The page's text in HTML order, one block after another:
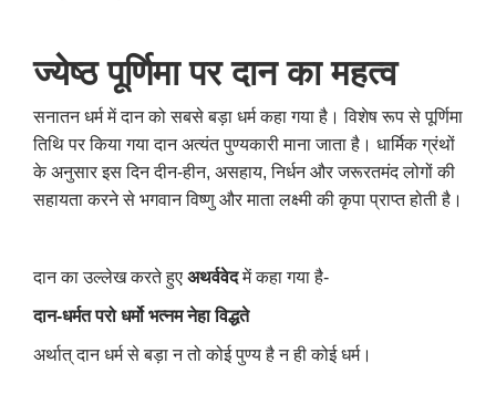
ज्येष्ठ पूर्णिमा पर दान का महत्व
सनातन धर्म में दान को सबसे बड़ा धर्म कहा गया है। विशेष रूप से पूर्णिमा
तिथि पर किया गया दान अत्यंत पुण्यकारी माना जाता है। धार्मिक ग्रंथों
के अनुसार इस दिन दीन-हीन, असहाय, निर्धन और जरूरतमंद लोगों की
सहायता करने से भगवान विष्णु और माता लक्ष्मी की कृपा प्राप्त होती है।
दान का उल्लेख करते हुए अथर्ववेदमें कहा गया है-
दान-धर्मत परो धर्मो भत्नम नेहा विद्धते
अर्थात् दान धर्म से बड़ा न तो कोई पुण्य है न ही कोई धर्म।